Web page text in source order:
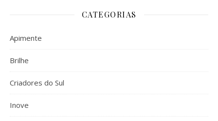
CATEGORIAS
Apimente
Brilhe
Criadores do Sul
Inove